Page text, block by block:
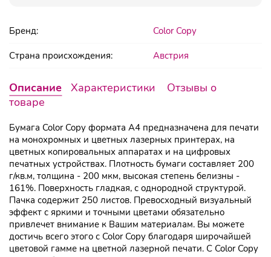
Бренд: Color Copy
Страна происхождения: Австрия
Описание Характеристики
Отзывы о
товаре
Бумага Color Copy формата А4 предназначена для печати
на монохромных и цветных лазерных принтерах, на
цветных копировальных аппаратах и на цифровых
печатных устройствах. Плотность бумаги составляет 200
г/кв.м, толщина - 200 мкм, высокая степень белизны -
161%. Поверхность гладкая, с однородной структурой.
Пачка содержит 250 листов. Превосходный визуальный
эффект с яркими и точными цветами обязательно
привлечет внимание к Вашим материалам. Вы можете
достичь всего этого с Color Copy благодаря широчайшей
цветовой гамме на цветной лазерной печати. С Color Copy